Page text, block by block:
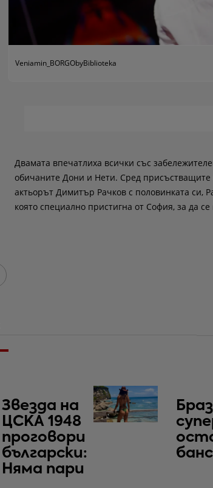
Veniamin_BORGObyBiblioteka
Двамата впечатлиха всички със
обичаните Дони и Нети. Сред
актьорът Димитър Рачков с половинката си,
която специално пристигна от София, за да
Звезда на
ЦСКА 1948
проговори
български:
Няма пари